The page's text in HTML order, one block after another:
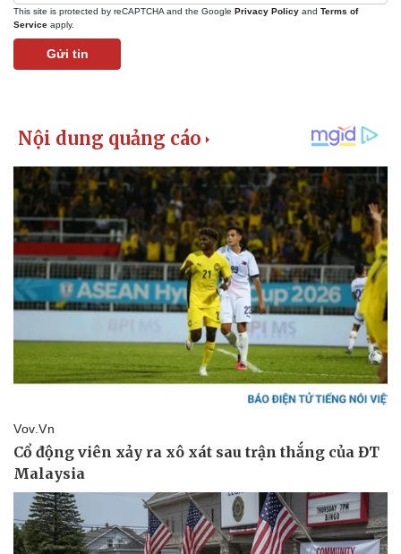
This site is protected by reCAPTCHA and the Google Privacy Policy and Terms of
Service apply.
Gửi tin